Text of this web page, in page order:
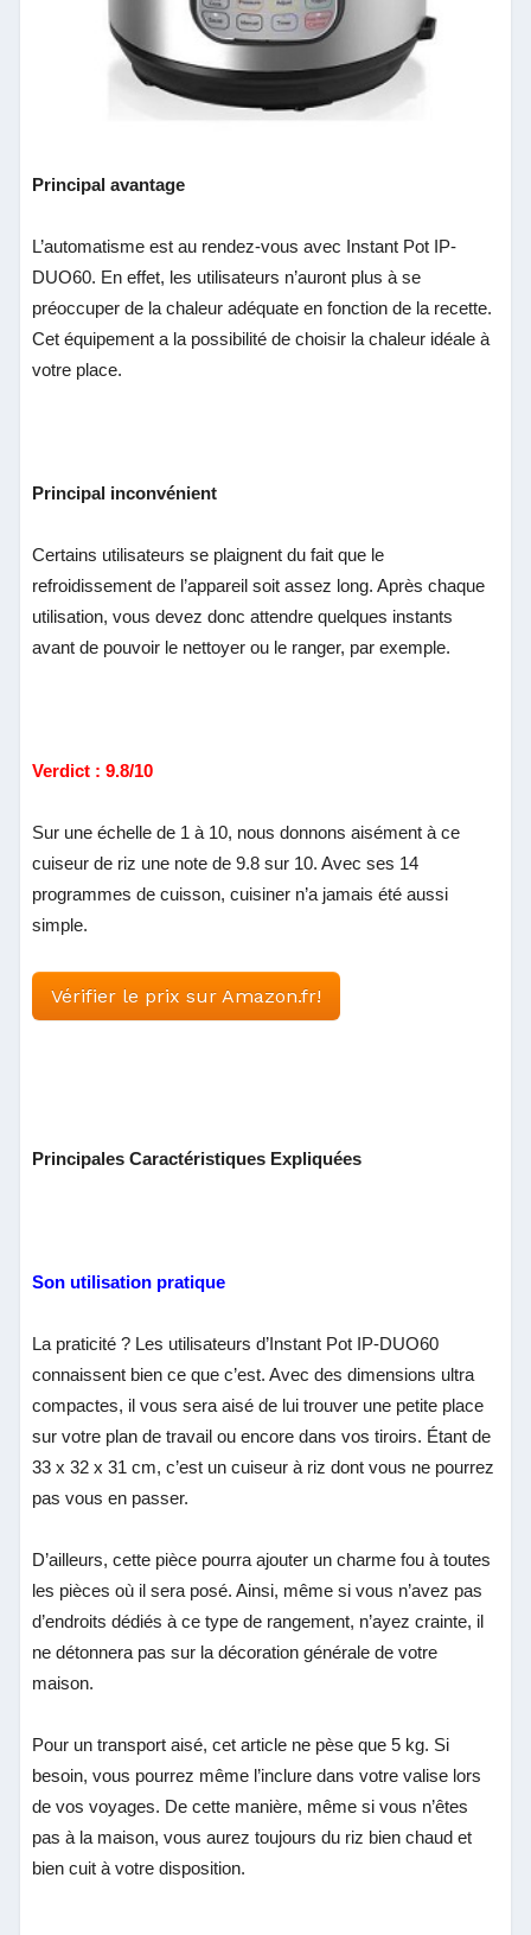
Principal avantage
L’automatisme est au rendez-vous avec Instant Pot IP-
DUO60. En effet, les utilisateurs n’auront plus à se
préoccuper de la chaleur adéquate en fonction de la recette.
Cet équipement a la possibilité de choisir la chaleur idéale à
votre place.
Principal inconvénient
Certains utilisateurs se plaignent du fait que le
refroidissement de l’appareil soit assez long. Après chaque
utilisation, vous devez donc attendre quelques instants
avant de pouvoir le nettoyer ou le ranger, par exemple.
Verdict : 9.8/10
Sur une échelle de 1 à 10, nous donnons aisément à ce
cuiseur de riz une note de 9.8 sur 10. Avec ses 14
programmes de cuisson, cuisiner n’a jamais été aussi
simple.
Vérifier le prix sur Amazon.fr!
Principales Caractéristiques Expliquées
Son utilisation pratique
La praticité ? Les utilisateurs d’Instant Pot IP-DUO60
connaissent bien ce que c’est. Avec des dimensions ultra
compactes, il vous sera aisé de lui trouver une petite place
sur votre plan de travail ou encore dans vos tiroirs. Étant de
33 x 32 x 31 cm, c’est un cuiseur à riz dont vous ne pourrez
pas vous en passer.
D’ailleurs, cette pièce pourra ajouter un charme fou à toutes
les pièces où il sera posé. Ainsi, même si vous n’avez pas
d’endroits dédiés à ce type de rangement, n’ayez crainte, il
ne détonnera pas sur la décoration générale de votre
maison.
Pour un transport aisé, cet article ne pèse que 5 kg. Si
besoin, vous pourrez même l’inclure dans votre valise lors
de vos voyages. De cette manière, même si vous n’êtes
pas à la maison, vous aurez toujours du riz bien chaud et
bien cuit à votre disposition.